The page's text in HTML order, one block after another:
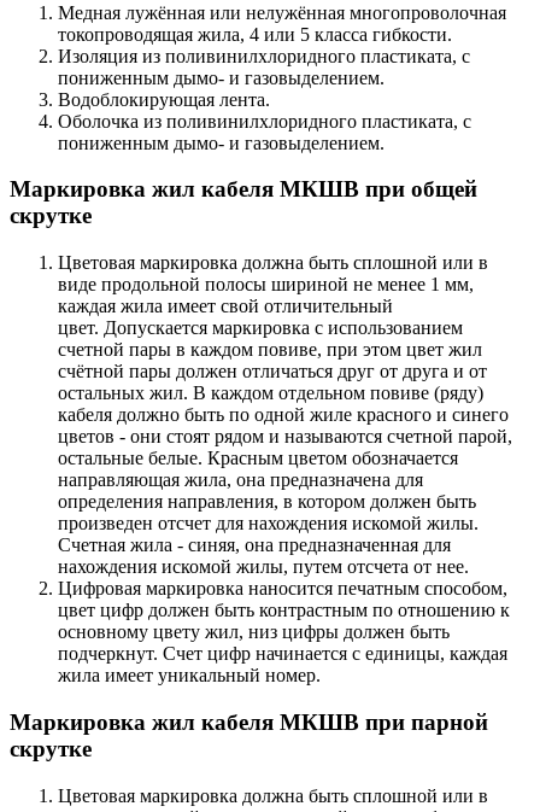
Медная лужённая или нелужённая многопроволочная
токопроводящая жила, 4 или 5 класса гибкости.
Изоляция из поливинилхлоридного пластиката, с
пониженным дымо- и газовыделением.
Водоблокирующая лента.
Оболочка из поливинилхлоридного пластиката, с
пониженным дымо- и газовыделением.
Маркировка жил кабеля МКШВ при общей
скрутке
Цветовая маркировка должна быть сплошной или в
виде продольной полосы шириной не менее 1 мм,
каждая жила имеет свой отличительный
цвет. Допускается маркировка с использованием
счетной пары в каждом повиве, при этом цвет жил
счётной пары должен отличаться друг от друга и от
остальных жил. В каждом отдельном повиве (ряду)
кабеля должно быть по одной жиле красного и синего
цветов - они стоят рядом и называются счетной парой,
остальные белые. Красным цветом обозначается
направляющая жила, она предназначена для
определения направления, в котором должен быть
произведен отсчет для нахождения искомой жилы.
Счетная жила - синяя, она предназначенная для
нахождения искомой жилы, путем отсчета от нее.
Цифровая маркировка наносится печатным способом,
цвет цифр должен быть контрастным по отношению к
основному цвету жил, низ цифры должен быть
подчеркнут. Счет цифр начинается с единицы, каждая
жила имеет уникальный номер.
Маркировка жил кабеля МКШВ при парной
скрутке
Цветовая маркировка должна быть сплошной или в